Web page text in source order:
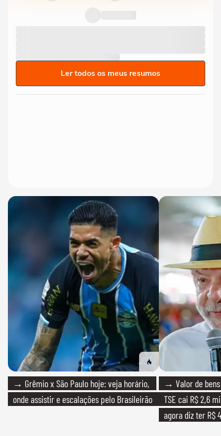
Ler todos os meus resumos
→ Grêmio x São Paulo hoje: veja horário,
onde assistir e escalações pelo Brasileirão
→ Valor de
TSE cai R$ 2,6
agora diz ter R$